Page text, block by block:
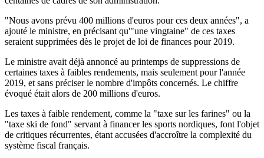
"Nous avons prévu 400 millions d'euros pour ces deux années", a
ajouté le ministre, en précisant qu'"une vingtaine" de ces taxes
seraient supprimées dès le projet de loi de finances pour 2019.
Le ministre avait déjà annoncé au printemps de suppressions de
certaines taxes à faibles rendements, mais seulement pour l'année
2019, et sans préciser le nombre d'impôts concernés. Le chiffre
évoqué était alors de 200 millions d'euros.
Les taxes à faible rendement, comme la "taxe sur les farines" ou la
"taxe ski de fond" servant à financer les sports nordiques, font l'objet
de critiques récurrentes, étant accusées d'accroître la complexité du
système fiscal français.